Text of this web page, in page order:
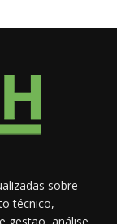
sobre
técnico,